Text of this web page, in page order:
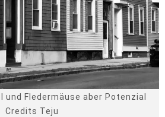
und Fledermäuse aber Potenzial
Credits Teju